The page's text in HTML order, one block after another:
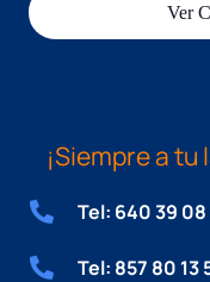
Ver
¡Siempre a tu
Tel: 640 39
Tel: 857 80 13